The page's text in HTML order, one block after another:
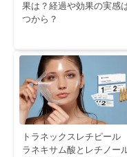
果は？経過や効果の実感
つから？
トラネックスレチピール
ラネキサム酸とレチノー